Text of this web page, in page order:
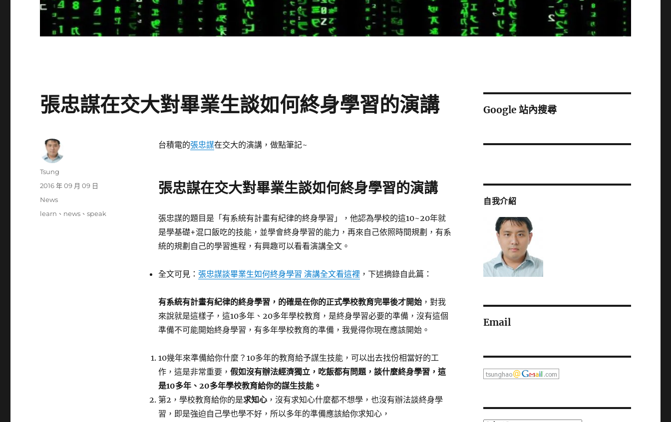
張忠謀在交大對畢業生談如何終身學習的演講
台積電的張忠謀在交大的演講，做點筆記~
張忠謀在交大對畢業生談如何終身學習的演講
張忠謀的題目是「有系統有計畫有紀律的終身學習」，他認為學校的這10~20年就
是學基礎+混口飯吃的技能，並學會終身學習的能力，再來自己依照時間規劃，有系
統的規劃自己的學習進程，有興趣可以看看演講全文。
全文可見： 張忠謀談畢業生如何終身學習 演講全文看這裡 ，下述摘錄自此篇：
有系統有計畫有紀律的終身學習，的確是在你的正式學校教育完畢後才開始，對我
來說就是這樣子，這10多年、20多年學校教育，是終身學習必要的準備，沒有這個
準備不可能開始終身學習，有多年學校教育的準備，我覺得你現在應該開始。
10幾年來準備給你什麼？10多年的教育給予謀生技能，可以出去找份相當好的工
作，這是非常重要， 假如沒有辦法經濟獨立，吃飯都有問題，談什麼終身學習，這
是10多年、20多年學校教育給你的謀生技能。
第2，學校教育給你的是求知心，沒有求知心什麼都不想學，也沒有辦法談終身學
習，即是強迫自己學也學不好，所以多年的準備應該給你求知心，
作
Tsung
發
期:
2016 年 09 月 09 日
分
類
News
標
learn 、 news 、speak
Google 站內搜尋
自我介紹
Email